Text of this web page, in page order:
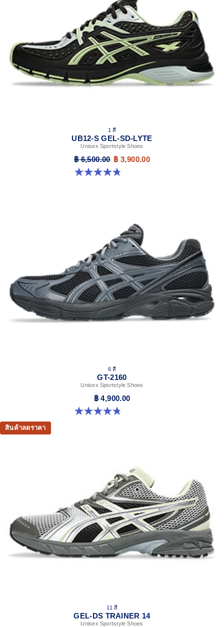
1 สี
UB12-S GEL-SD-LYTE
Unisex Sportstyle Shoes
฿ 6,500.00 ฿ 3,900.00
4.8 จาก 5 ดาว 4 รีวิว
6 สี
GT-2160
Unisex Sportstyle Shoes
฿ 4,900.00
4.8 จาก 5 ดาว 457 รีวิว
สินค้าลดราคา
11 สี
GEL-DS TRAINER 14
Unisex Sportstyle Shoes